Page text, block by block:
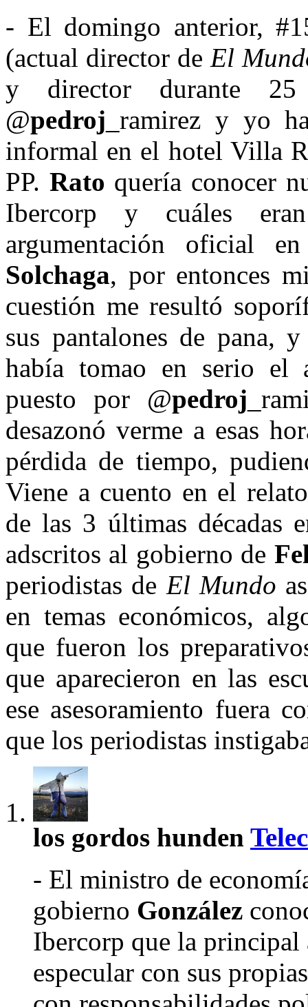
- El domingo anterior,
(actual director de El
y director durante 25
@pedroj _ramirez y yo
informal en el hotel Villa
PP. Rato quería conocer
Ibercorp y cuáles
argumentación oficial
Solchaga, por entonces
cuestión me resultó
sus pantalones de pana,
había tomao en serio el
puesto por @pedroj
desazonó verme a esas
pérdida de tiempo,
Viene a cuento en el
de las 3 últimas décadas
adscritos al gobierno de
periodistas de El Mundo
en temas económicos,
que fueron los
que aparecieron en las
ese asesoramiento fuera
que los periodistas
los gordos hunden
- El ministro de
gobierno González
Ibercorp que la principal
especular con sus